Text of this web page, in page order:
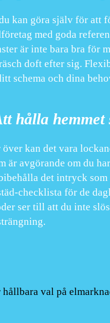
kan göra själv för att
med goda
är inte bara bra för
doft efter sig.
schema och dina
hålla
kan det vara
är avgörande om du
det intryck som
checklista för de
ser till att du inte
hållbara val på